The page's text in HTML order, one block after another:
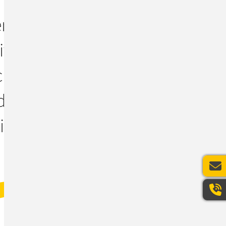
einer
für eine
eigener